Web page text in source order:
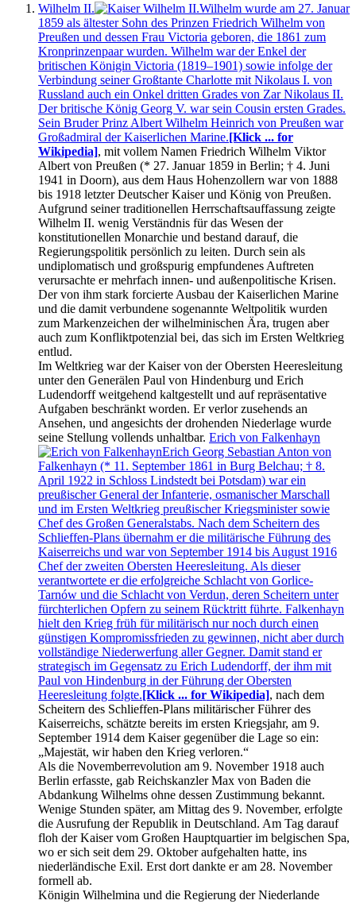
Wilhelm II.
Wilhelm wurde am 27. Januar
1859 als ältester Sohn des Prinzen Friedrich Wilhelm von
Preußen und dessen Frau Victoria geboren, die 1861 zum
Kronprinzenpaar wurden. Wilhelm war der Enkel der
britischen Königin Victoria (1819–1901) sowie infolge der
Verbindung seiner Großtante Charlotte mit Nikolaus I. von
Russland auch ein Onkel dritten Grades von Zar Nikolaus II.
Der britische König Georg V. war sein Cousin ersten Grades.
Sein Bruder Prinz Albert Wilhelm Heinrich von Preußen war
Großadmiral der Kaiserlichen Marine.[Klick ... for
Wikipedia], mit vollem Namen Friedrich Wilhelm Viktor
Albert von Preußen (* 27. Januar 1859 in Berlin; † 4. Juni
1941 in Doorn), aus dem Haus Hohenzollern war von 1888
bis 1918 letzter Deutscher Kaiser und König von Preußen.
Aufgrund seiner traditionellen Herrschaftsauffassung zeigte
Wilhelm II. wenig Verständnis für das Wesen der
konstitutionellen Monarchie und bestand darauf, die
Regierungspolitik persönlich zu leiten. Durch sein als
undiplomatisch und großspurig empfundenes Auftreten
verursachte er mehrfach innen- und außenpolitische Krisen.
Der von ihm stark forcierte Ausbau der Kaiserlichen Marine
und die damit verbundene sogenannte Weltpolitik wurden
zum Markenzeichen der wilhelminischen Ära, trugen aber
auch zum Konfliktpotenzial bei, das sich im Ersten Weltkrieg
entlud.
Im Weltkrieg war der Kaiser von der Obersten Heeresleitung
unter den Generälen Paul von Hindenburg und Erich
Ludendorff weitgehend kaltgestellt und auf repräsentative
Aufgaben beschränkt worden. Er verlor zusehends an
Ansehen, und angesichts der drohenden Niederlage wurde
seine Stellung vollends unhaltbar. Erich von Falkenhayn
Erich Georg Sebastian Anton von
Falkenhayn (* 11. September 1861 in Burg Belchau; † 8.
April 1922 in Schloss Lindstedt bei Potsdam) war ein
preußischer General der Infanterie, osmanischer Marschall
und im Ersten Weltkrieg preußischer Kriegsminister sowie
Chef des Großen Generalstabs. Nach dem Scheitern des
Schlieffen-Plans übernahm er die militärische Führung des
Kaiserreichs und war von September 1914 bis August 1916
Chef der zweiten Obersten Heeresleitung. Als dieser
verantwortete er die erfolgreiche Schlacht von Gorlice-
Tarnów und die Schlacht von Verdun, deren Scheitern unter
fürchterlichen Opfern zu seinem Rücktritt führte. Falkenhayn
hielt den Krieg früh für militärisch nur noch durch einen
günstigen Kompromissfrieden zu gewinnen, nicht aber durch
vollständige Niederwerfung aller Gegner. Damit stand er
strategisch im Gegensatz zu Erich Ludendorff, der ihm mit
Paul von Hindenburg in der Führung der Obersten
Heeresleitung folgte.[Klick ... for Wikipedia], nach dem
Scheitern des Schlieffen-Plans militärischer Führer des
Kaiserreichs, schätzte bereits im ersten Kriegsjahr, am 9.
September 1914 dem Kaiser gegenüber die Lage so ein:
Majestät, wir haben den Krieg verloren.
Als die Novemberrevolution am 9. November 1918 auch
Berlin erfasste, gab Reichskanzler Max von Baden die
Abdankung Wilhelms ohne dessen Zustimmung bekannt.
Wenige Stunden später, am Mittag des 9. November, erfolgte
die Ausrufung der Republik in Deutschland. Am Tag darauf
floh der Kaiser vom Großen Hauptquartier im belgischen Spa,
wo er sich seit dem 29. Oktober aufgehalten hatte, ins
niederländische Exil. Erst dort dankte er am 28. November
formell ab.
Königin Wilhelmina und die Regierung der Niederlande